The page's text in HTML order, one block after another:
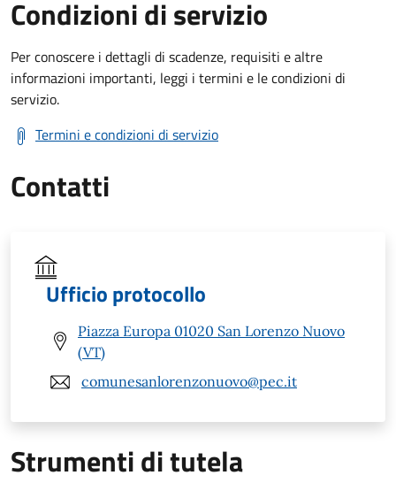
Condizioni di servizio
Per conoscere i dettagli di scadenze, requisiti e altre
informazioni importanti, leggi i termini e le condizioni di
servizio.
Termini e condizioni di servizio
Contatti
Ufficio protocollo
Piazza Europa 01020 San Lorenzo Nuovo
(VT)
comunesanlorenzonuovo@pec.it
Strumenti di tutela